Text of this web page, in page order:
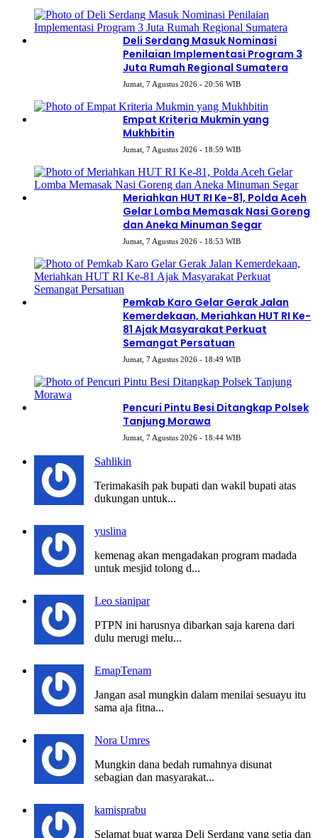
Deli Serdang Masuk Nominasi
Penilaian Implementasi Program 3
Juta Rumah Regional Sumatera
Jumat, 7 Agustus 2026 - 20:56 WIB
Empat Kriteria Mukmin yang
Mukhbitin
Jumat, 7 Agustus 2026 - 18:59 WIB
Meriahkan HUT RI Ke-81, Polda Aceh
Gelar Lomba Memasak Nasi Goreng
dan Aneka Minuman Segar
Jumat, 7 Agustus 2026 - 18:53 WIB
Pemkab Karo Gelar Gerak Jalan
Kemerdekaan, Meriahkan HUT RI Ke-
81 Ajak Masyarakat Perkuat
Semangat Persatuan
Jumat, 7 Agustus 2026 - 18:49 WIB
Pencuri Pintu Besi Ditangkap Polsek
Tanjung Morawa
Jumat, 7 Agustus 2026 - 18:44 WIB
Sahlikin
Terimakasih pak bupati dan wakil bupati atas
dukungan untuk...
yuslina
kemenag akan mengadakan program madada
untuk mesjid tolong d...
Leo sianipar
PTPN ini harusnya dibarkan saja karena dari
dulu merugi melu...
EmapTenam
Jangan asal mungkin dalam menilai sesuayu itu
sama aja fitna...
Nora Umres
Mungkin dana bedah rumahnya disunat
sebagian dan masyarakat...
kamisprabu
Selamat buat warga Deli Serdang yang setia dan